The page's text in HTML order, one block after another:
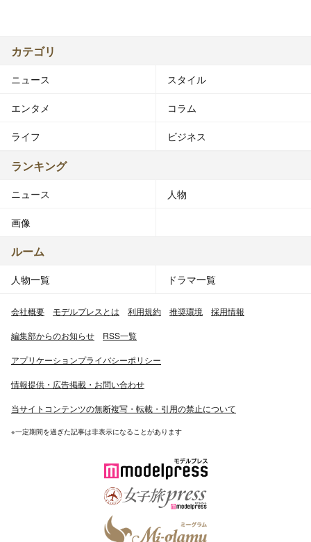
カテゴリ
ニュース スタイル
エンタメ コラム
ライフ ビジネス
ランキング
ニュース 人物
画像
ルーム
人物一覧 ドラマ一覧
会社概要 モデルプレスとは 利用規約 推奨環境 採用情報
編集部からのお知らせ RSS一覧
アプリケーションプライバシーポリシー
情報提供・広告掲載・お問い合わせ
当サイトコンテンツの無断複写・転載・引用の禁止について
※一定期間を過ぎた記事は非表示になることがあります